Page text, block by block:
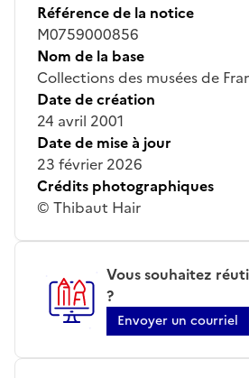
Référence de la notice
M0759000856
Nom de la base
Collections des musées de
Date de création
24 avril 2001
Date de mise à jour
23 février 2026
Crédits photographiques
© Thibaut Hair
Vous souhaitez
?
Envoyer un courriel